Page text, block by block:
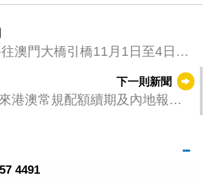
澳門大橋引橋11月1日至4日清
下一則新聞
港澳常規配額續期及內地報備
4491